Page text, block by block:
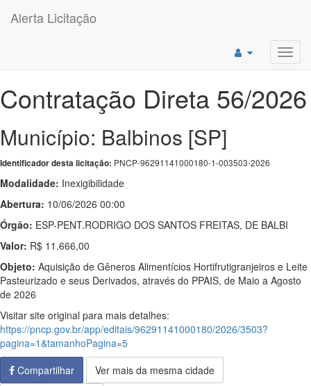
Alerta Licitação
Contratação Direta 56/2026
Município: Balbinos [SP]
Identificador desta licitação: PNCP-96291141000180-1-003503-2026
Modalidade: Inexigibilidade
Abertura: 10/06/2026 00:00
Órgão: ESP-PENT.RODRIGO DOS SANTOS FREITAS, DE BALBI
Valor: R$ 11.666,00
Objeto: Aquisição de Gêneros Alimentícios Hortifrutigranjeiros e Leite
Pasteurizado e seus Derivados, através do PPAIS, de Maio a Agosto
de 2026
Visitar site original para mais detalhes:
https://pncp.gov.br/app/editais/96291141000180/2026/3503?
pagina=1&tamanhoPagina=5
Compartilhar
Ver mais da mesma cidade